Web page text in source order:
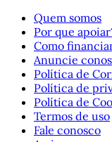
Quem somos
Por que
Como
Anuncie
Política de
Política de
Política de
Termos de uso
Fale conosco